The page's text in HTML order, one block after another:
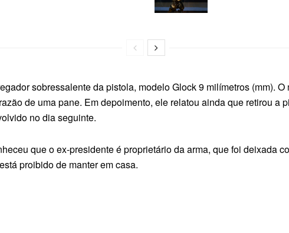
sobressalente da pistola, modelo Glock 9 milímetros (mm).
de uma pane. Em depoimento, ele relatou ainda que retirou a
no dia seguinte.
que o ex-presidente é proprietário da arma, que foi deixada
proibido de manter em casa.